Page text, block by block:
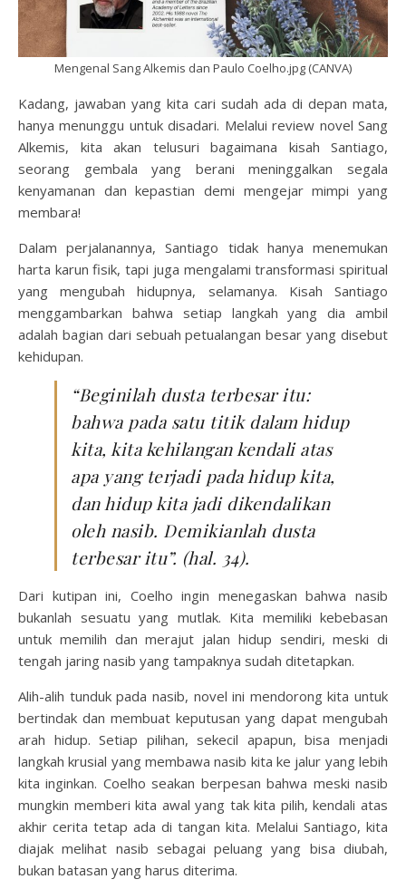
Mengenal Sang Alkemis dan Paulo Coelho.jpg (CANVA)
Kadang, jawaban yang kita cari sudah ada di depan mata,
hanya menunggu untuk disadari. Melalui review novel Sang
Alkemis, kita akan telusuri bagaimana kisah Santiago,
seorang gembala yang berani meninggalkan segala
kenyamanan dan kepastian demi mengejar mimpi yang
membara!
Dalam perjalanannya, Santiago tidak hanya menemukan
harta karun fisik, tapi juga mengalami transformasi spiritual
yang mengubah hidupnya, selamanya. Kisah Santiago
menggambarkan bahwa setiap langkah yang dia ambil
adalah bagian dari sebuah petualangan besar yang disebut
kehidupan.
“Beginilah dusta terbesar itu:
bahwa pada satu titik dalam hidup
kita, kita kehilangan kendali atas
apa yang terjadi pada hidup kita,
dan hidup kita jadi dikendalikan
oleh nasib. Demikianlah dusta
terbesar itu”. (hal. 34).
Dari kutipan ini, Coelho ingin menegaskan bahwa nasib
bukanlah sesuatu yang mutlak. Kita memiliki kebebasan
untuk memilih dan merajut jalan hidup sendiri, meski di
tengah jaring nasib yang tampaknya sudah ditetapkan.
Alih-alih tunduk pada nasib, novel ini mendorong kita untuk
bertindak dan membuat keputusan yang dapat mengubah
arah hidup. Setiap pilihan, sekecil apapun, bisa menjadi
langkah krusial yang membawa nasib kita ke jalur yang lebih
kita inginkan. Coelho seakan berpesan bahwa meski nasib
mungkin memberi kita awal yang tak kita pilih, kendali atas
akhir cerita tetap ada di tangan kita. Melalui Santiago, kita
diajak melihat nasib sebagai peluang yang bisa diubah,
bukan batasan yang harus diterima.